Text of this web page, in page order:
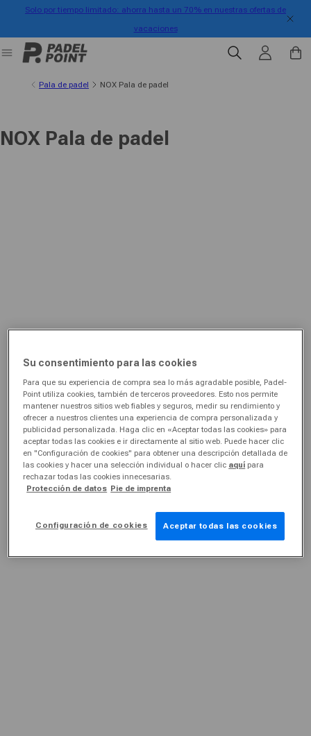
al contenido
Solo por tiempo limitado: ahorra hasta un 70% en nuestras ofertas de
vacaciones
Iniciar sesión
Pala de padel NOX Pala de padel
NOX Pala de padel
Su consentimiento para las cookies
Para que su experiencia de compra sea lo más agradable posible, Padel-
Point utiliza cookies, también de terceros proveedores. Esto nos permite
mantener nuestros sitios web fiables y seguros, medir su rendimiento y
ofrecer a nuestros clientes una experiencia de compra personalizada y
publicidad personalizada. Haga clic en «Aceptar todas las cookies» para
aceptar todas las cookies e ir directamente al sitio web. Puede hacer clic
en "Configuración de cookies" para obtener una descripción detallada de
las cookies y hacer una selección individual o hacer clic aquí para
rechazar todas las cookies innecesarias.
Protección de datos Pie de imprenta
Configuración de cookies Aceptar todas las cookies